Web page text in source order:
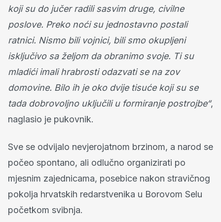
koji su do jučer radili sasvim druge, civilne
poslove. Preko noći su jednostavno postali
ratnici. Nismo bili vojnici, bili smo okupljeni
isključivo sa željom da obranimo svoje. Ti su
mladići imali hrabrosti odazvati se na zov
domovine. Bilo ih je oko dvije tisuće koji su se
tada dobrovoljno uključili u formiranje postrojbe“,
naglasio je pukovnik.
Sve se odvijalo nevjerojatnom brzinom, a narod se
počeo spontano, ali odlučno organizirati po
mjesnim zajednicama, posebice nakon stravičnog
pokolja hrvatskih redarstvenika u Borovom Selu
početkom svibnja.